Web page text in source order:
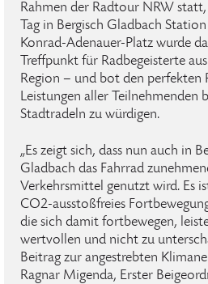
Rahmen der Radtour NRW statt,
Tag in Bergisch Gladbach
Konrad-Adenauer-Platz wurde
Treffpunkt für Radbegeisterte
Region – und bot den perfekten
Leistungen aller Teilnehmenden
Stadtradeln zu würdigen.
„Es zeigt sich, dass nun auch in
Gladbach das Fahrrad
Verkehrsmittel genutzt wird. Es
CO2-ausstoßfreies
die sich damit fortbewegen,
wertvollen und nicht zu
Beitrag zur angestrebten
Ragnar Migenda, Erster